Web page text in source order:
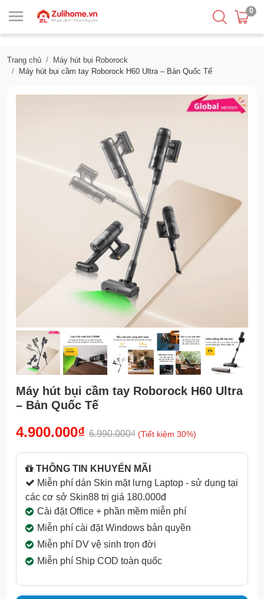
0
Trang chủ
Máy hút bụi Roborock
Máy hút bụi cầm tay Roborock H60 Ultra – Bản Quốc Tế
Máy hút bụi cầm tay Roborock H60 Ultra
– Bản Quốc Tế
4.900.000₫ 6.990.000₫ (Tiết kiệm 30%)
THÔNG TIN KHUYẾN MÃI
Miễn phí dán Skin mặt lưng Laptop - sử dụng tại
các cơ sở Skin88 trị giá 180.000đ
Cài đặt Office + phần mềm miễn phí
Miễn phí cài đặt Windows bản quyền
Miễn phí DV vệ sinh trọn đời
Miễn phí Ship COD toàn quốc